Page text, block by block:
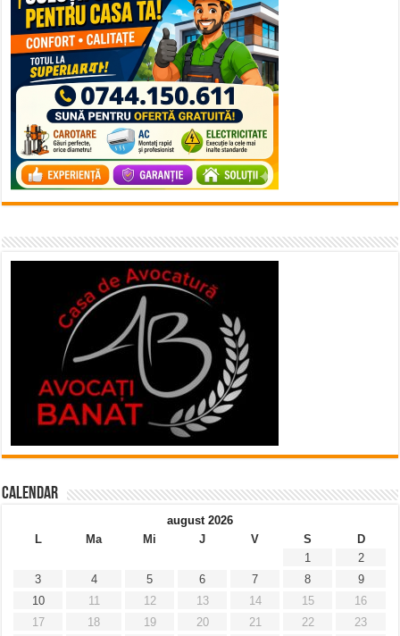
Calendar
august 2026
L
Ma Mi J V S
D
1
2
3
4 5 6 7 8
9
10
11 12 13 14 15
16
17
18 19 20 21 22
23